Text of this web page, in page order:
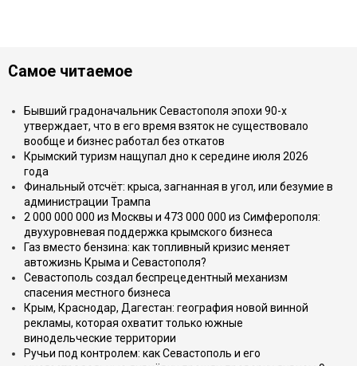
Самое читаемое
Бывший градоначальник Севастополя эпохи 90-х
утверждает, что в его время взяток не существовало
вообще и бизнес работал без откатов
Крымский туризм нащупал дно к середине июля 2026
года
Финальный отсчёт: крыса, загнанная в угол, или безумие в
администрации Трампа
2 000 000 000 из Москвы и 473 000 000 из Симферополя:
двухуровневая поддержка крымского бизнеса
Газ вместо бензина: как топливный кризис меняет
автожизнь Крыма и Севастополя?
Севастополь создал беспрецедентный механизм
спасения местного бизнеса
Крым, Краснодар, Дагестан: география новой винной
рекламы, которая охватит только южные
винодельческие территории
Ручьи под контролем: как Севастополь и его